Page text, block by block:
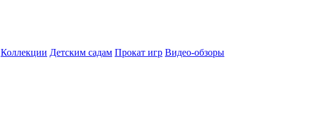
Коллекции Детским садам Прокат игр Видео-обзоры